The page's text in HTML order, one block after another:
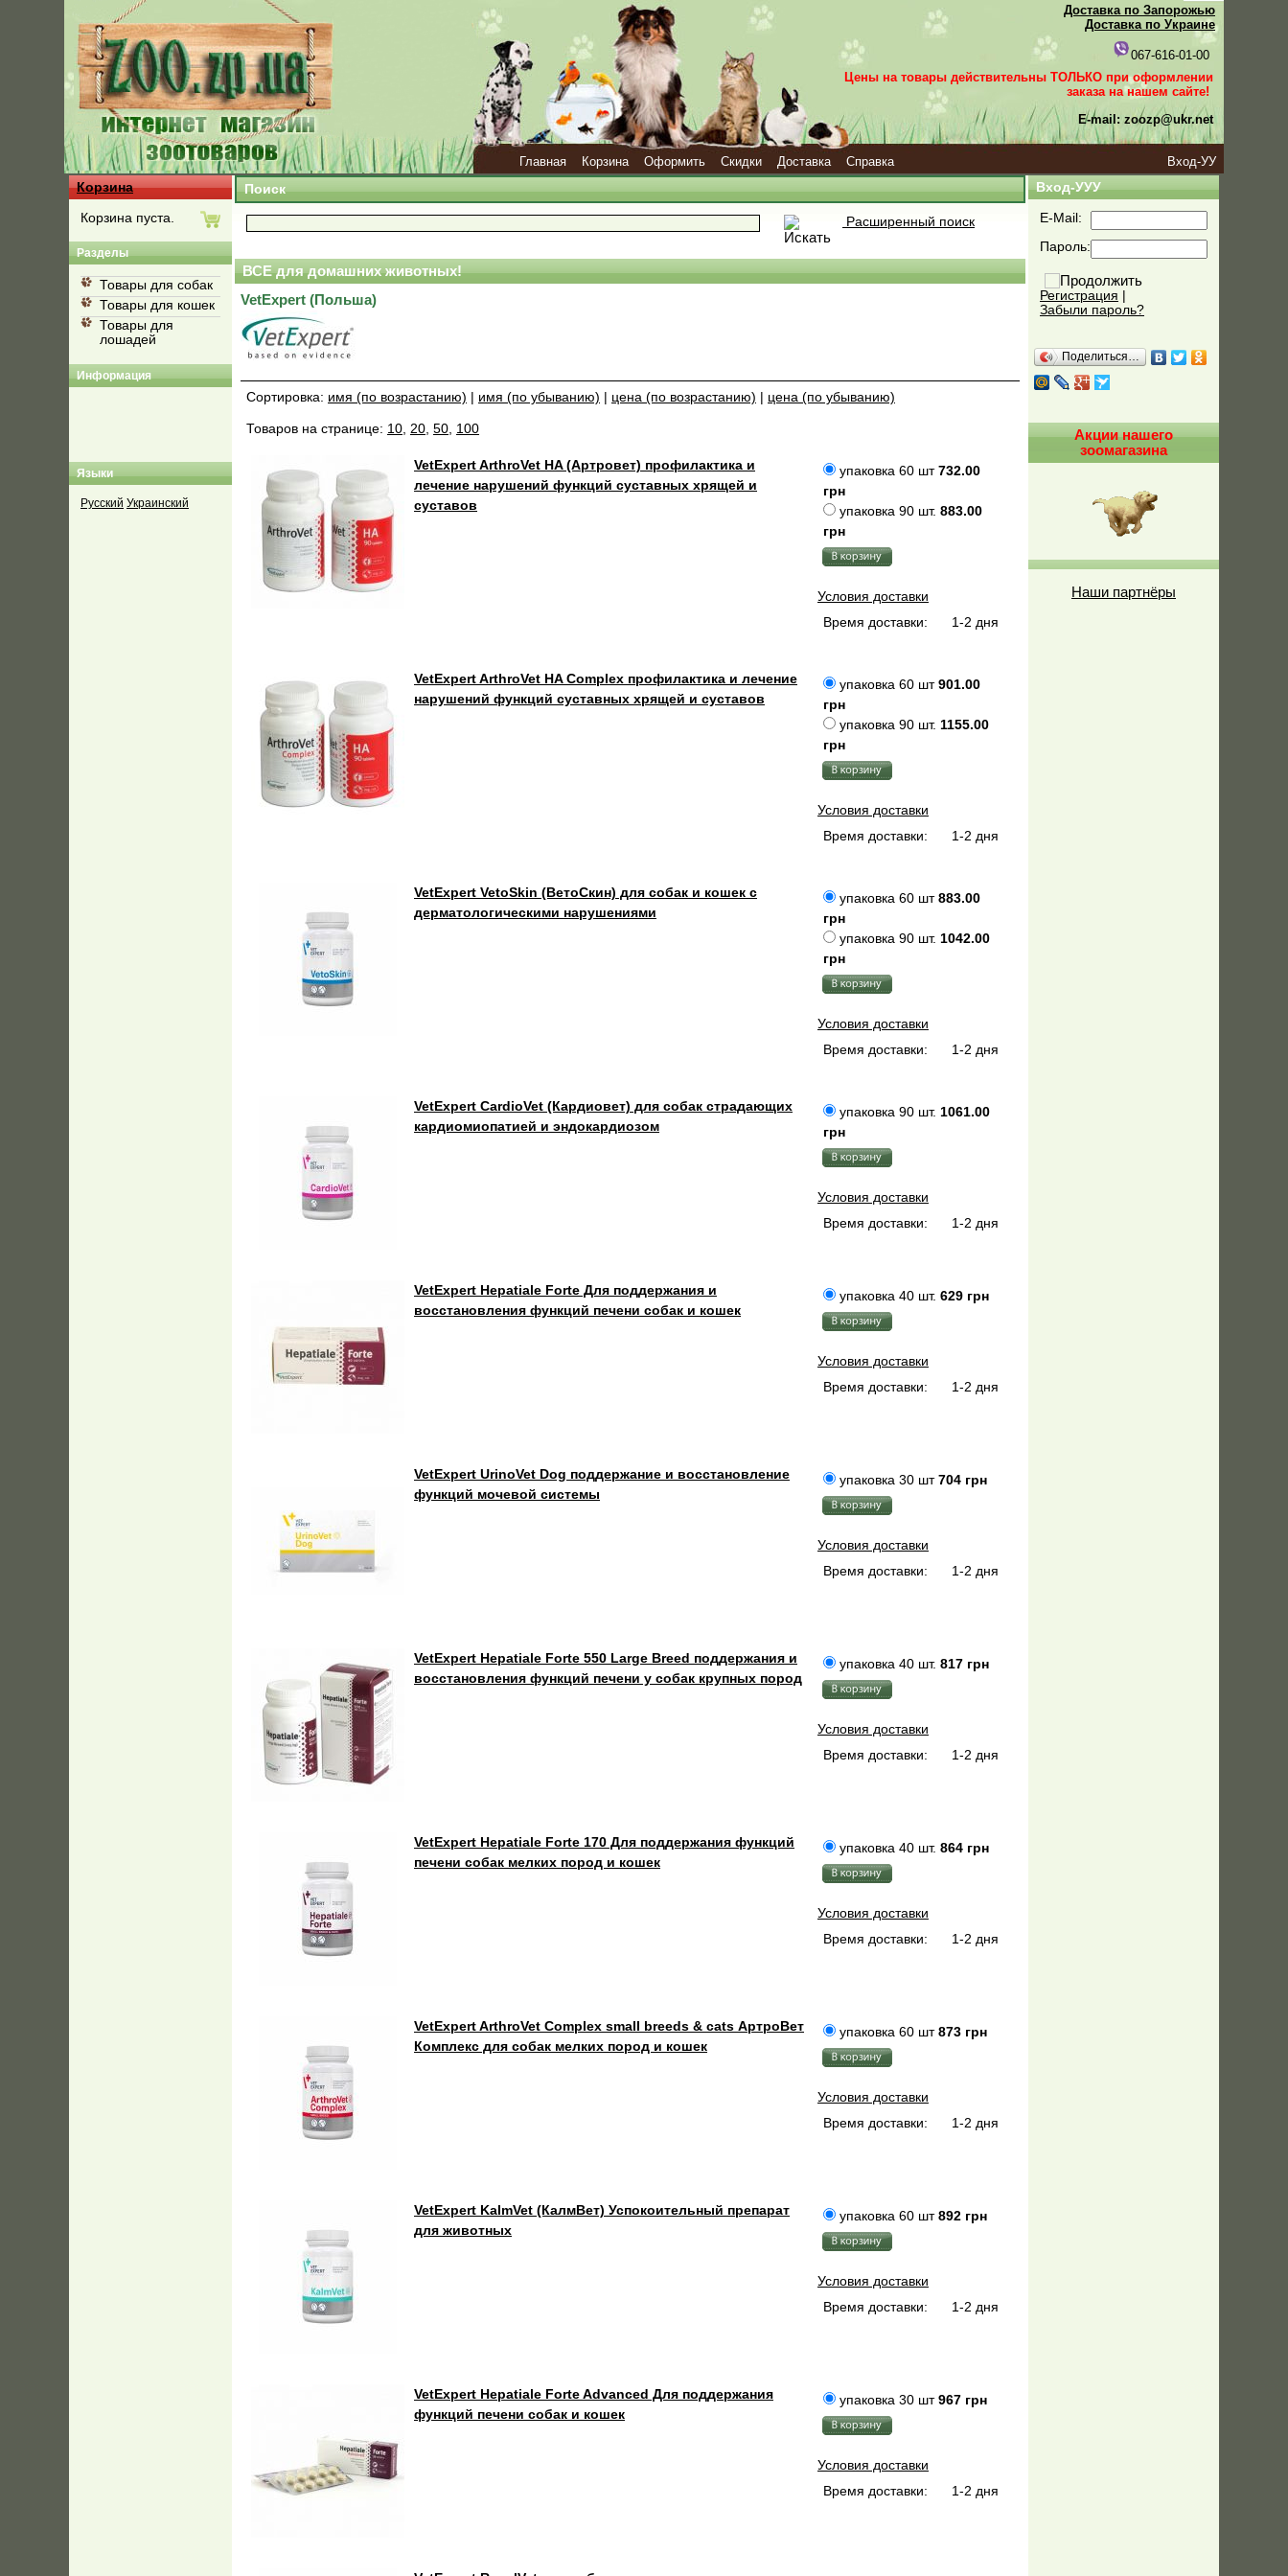
Доставка по Запорожью
Доставка по Украине
067-616-01-00
Цены на товары действительны ТОЛЬКО при оформлении
заказа на нашем сайте!
E-mail: zoozp@ukr.net
Главная Корзина Оформить Скидки Доставка Справка
Вход-УУ
Корзина
Корзина пуста.
Разделы
Товары для собак
Товары для кошек
Товары для
лошадей
Информация
Языки
Русский Украинский
Поиск
Расширенный поиск
ВСЕ для домашних животных!
VetExpert (Польша)
Сортировка: имя (по возрастанию) | имя (по убыванию) | цена (по возрастанию) | цена (по убыванию)
Товаров на странице: 10 20 50 100
VetExpert ArthroVet HA (Артровет) профилактика и
лечение нарушений функций суставных хрящей и
суставов
упаковка 60 шт732.00
грн
упаковка 90 шт. 883.00
грн
Условия доставки
Время доставки:
1-2 дня
VetExpert ArthroVet HA Complex профилактика и лечение
нарушений функций суставных хрящей и суставов
упаковка 60 шт901.00
грн
упаковка 90 шт. 1155.00
грн
Условия доставки
Время доставки:
1-2 дня
VetExpert VetoSkin (ВетоСкин) для собак и кошек с
дерматологическими нарушениями
упаковка 60 шт883.00
грн
упаковка 90 шт. 1042.00
грн
Условия доставки
Время доставки:
1-2 дня
VetExpert CardioVet (Кардиовет) для собак страдающих
кардиомиопатией и эндокардиозом
упаковка 90 шт. 1061.00
грн
Условия доставки
Время доставки:
1-2 дня
VetExpert Hepatiale Forte Для поддержания и
восстановления функций печени собак и кошек
упаковка 40 шт. 629 грн
Условия доставки
Время доставки:
1-2 дня
VetExpert UrinoVet Dog поддержание и восстановление
функций мочевой системы
упаковка 30 шт704 грн
Условия доставки
Время доставки:
1-2 дня
VetExpert Hepatiale Forte 550 Large Breed поддержания и
восстановления функций печени у собак крупных пород
упаковка 40 шт. 817 грн
Условия доставки
Время доставки:
1-2 дня
VetExpert Hepatiale Forte 170 Для поддержания функций
печени собак мелких пород и кошек
упаковка 40 шт. 864 грн
Условия доставки
Время доставки:
1-2 дня
VetExpert ArthroVet Complex small breeds & cats АртроВет
Комплекс для собак мелких пород и кошек
упаковка 60 шт873 грн
Условия доставки
Время доставки:
1-2 дня
VetExpert KalmVet (КалмВет) Успокоительный препарат
для животных
упаковка 60 шт892 грн
Условия доставки
Время доставки:
1-2 дня
VetExpert Hepatiale Forte Advanced Для поддержания
функций печени собак и кошек
упаковка 30 шт967 грн
Условия доставки
Время доставки:
1-2 дня
Вход-УУУ
E-Mail:
Пароль:
Регистрация
Забыли пароль?
Поделиться…
Акции нашего
зоомагазина
Наши партнёры